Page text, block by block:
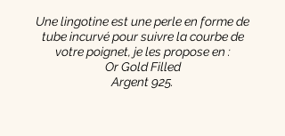
Une lingotine est une perle en forme de
tube incurvé pour suivre la courbe de
votre poignet, je les propose en :
Or Gold Filled
Argent 925.